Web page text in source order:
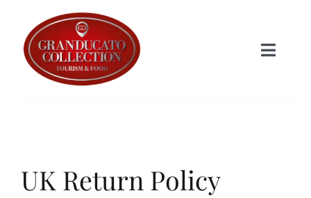
contenuto
Toggle
UK Return Policy